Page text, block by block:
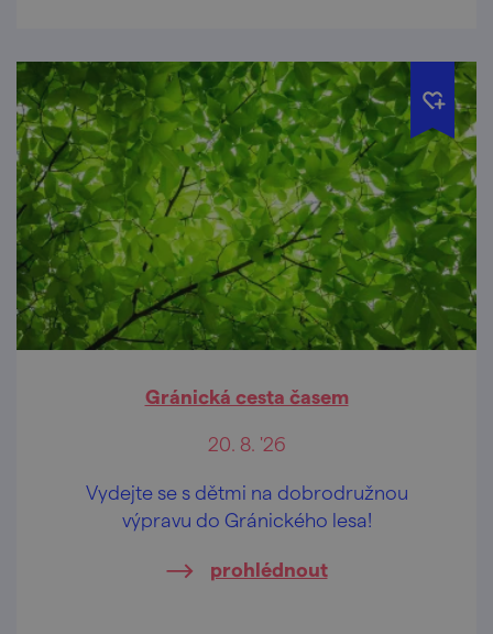
Gránická cesta časem
20. 8. '26
Vydejte se s dětmi na dobrodružnou
výpravu do Gránického lesa!
prohlédnout